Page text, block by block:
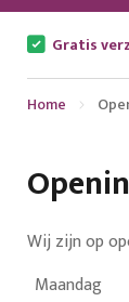
Gratis
Home
Wij zijn op
Maandag